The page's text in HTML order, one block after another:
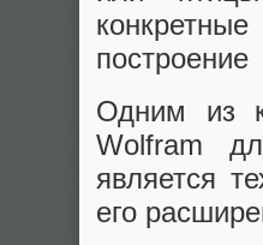
построение
Одним из
Wolfram
является
его